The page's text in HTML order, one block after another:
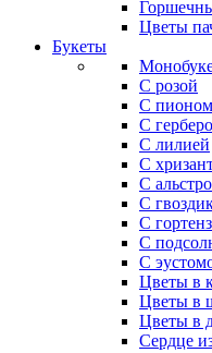
Цветы
Букеты
С розой
С пионом
С
С лилией
С
С
С
С
С
С
Цветы в
Цветы в
Цветы в
Сердце